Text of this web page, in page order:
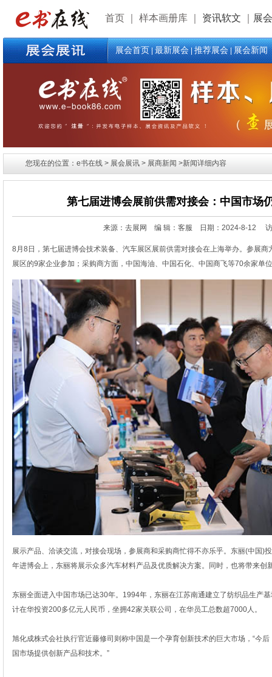
首页 样本画册库 资讯软文 展
展会首页|最新展会|推荐展会|展会新闻
您现在的位置：e书在线 > 展会展讯 > 展商新闻 >新闻详细内容
第七届进博会展前供需对接会：中国市场
来源：去展网 编 辑：客服 日期： 2024-8-12 访
8月8日，第七届进博会技术装备、汽车展区展前供需对接会在上海举办。参展
展区的9家企业参加；采购商方面，中国海油、中国石化、中国商飞等70余家单
展示产品、洽谈交流，对接会现场，参展商和采购商忙得不亦乐乎。东丽(中国)
年进博会上，东丽将展示众多汽车材料产品及优质解决方案。同时，也将带来创
东丽全面进入中国市场已达30年。1994年，东丽在江苏南通建立了纺织品生产
计在华投资200多亿元人民币，坐拥42家关联公司，在华员工总数超7000人。
旭化成株式会社执行官近藤修司则称中国是一个孕育创新技术的巨大市场，“今
国市场提供创新产品和技术。”